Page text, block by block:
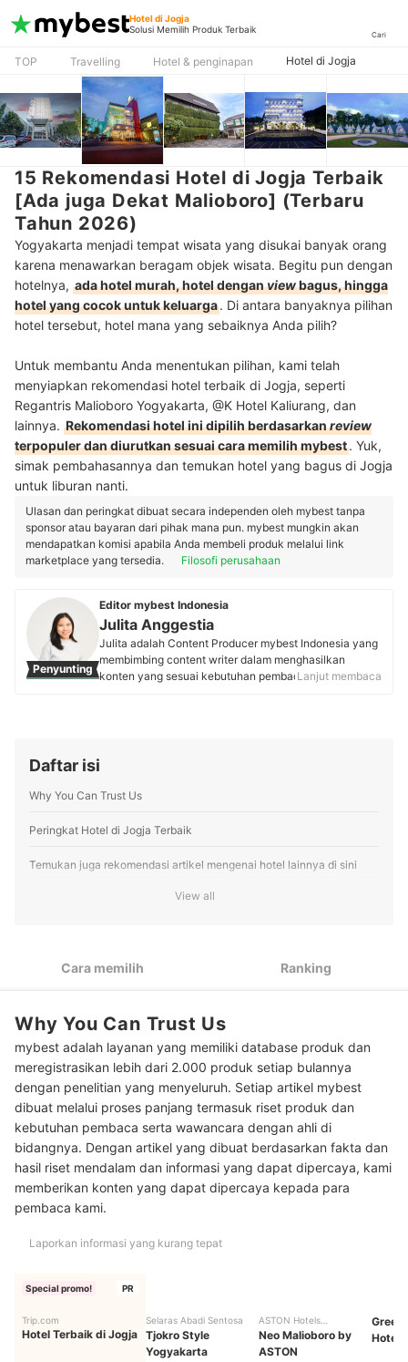
Hotel di Jogja
Solusi Memilih Produk Terbaik
Cari
TOP Travelling Hotel & penginapan Hotel di Jogja
15 Rekomendasi Hotel di Jogja Terbaik
[Ada juga Dekat Malioboro] (Terbaru
Tahun 2026)
Yogyakarta menjadi tempat wisata yang disukai banyak orang
karena menawarkan beragam objek wisata. Begitu pun dengan
hotelnya, ada hotel murah, hotel denganviewbagus, hingga
hotel yang cocok untuk keluarga. Di antara banyaknya pilihan
hotel tersebut, hotel mana yang sebaiknya Anda pilih?
Untuk membantu Anda menentukan pilihan, kami telah
menyiapkan rekomendasi hotel terbaik di Jogja, seperti
Regantris Malioboro Yogyakarta, @K Hotel Kaliurang, dan
lainnya. Rekomendasi hotel ini dipilih berdasarkanreview
terpopuler dan diurutkan sesuai cara memilih mybest. Yuk,
simak pembahasannya dan temukan hotel yang bagus di Jogja
untuk liburan nanti.
Ulasan dan peringkat dibuat secara independen oleh mybest tanpa
sponsor atau bayaran dari pihak mana pun. mybest mungkin akan
mendapatkan komisi apabila Anda membeli produk melalui link
marketplace yang tersedia.
Filosofi perusahaan
Penyunting
Editor mybest Indonesia
Julita Anggestia
Julita adalah Content Producer mybest Indonesia yang
membimbing content writer dalam menghasilkan
konten yang sesuai kebutuhan pembaca. Lulusan
kesehatan untuk menciptakan lebih dari 50 konten per
tren pasar.
Profil Julita Anggestia
Lanjut membaca
Daftar isi
Why You Can Trust Us
Peringkat Hotel di Jogja Terbaik
Temukan juga rekomendasi artikel mengenai hotel lainnya di sini
View all
Cara memilih Ranking
Why You Can Trust Us
mybest adalah layanan yang memiliki database produk dan
meregistrasikan lebih dari 2.000 produk setiap bulannya
dengan penelitian yang menyeluruh. Setiap artikel mybest
dibuat melalui proses panjang termasuk riset produk dan
kebutuhan pembaca serta wawancara dengan ahli di
bidangnya. Dengan artikel yang dibuat berdasarkan fakta dan
hasil riset mendalam dan informasi yang dapat dipercaya, kami
memberikan konten yang dapat dipercaya kepada para
pembaca kami.
Laporkan informasi yang kurang tepat
Special promo! PR
Trip.com
Hotel Terbaik di Jogja
Selaras Abadi Sentosa
Tjokro Style
Yogyakarta
ASTON Hotels
International
Neo Malioboro by
ASTON
Hotel